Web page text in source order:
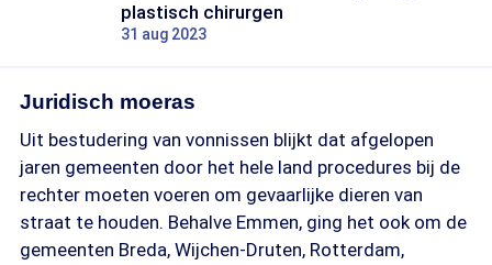
plastisch chirurgen
31 aug 2023
Juridisch moeras
Uit bestudering van vonnissen blijkt dat afgelopen
jaren gemeenten door het hele land procedures bij de
rechter moeten voeren om gevaarlijke dieren van
straat te houden. Behalve Emmen, ging het ook om de
gemeenten Breda, Wijchen-Druten, Rotterdam,